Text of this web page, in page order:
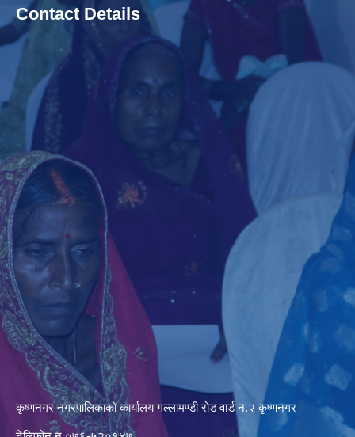
Contact Details
कृष्णनगर नगरपालिकाको कार्यालय गल्लामण्डी रोड वार्ड न.२ कृष्णनगर